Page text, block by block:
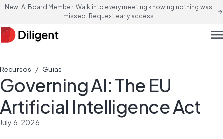
New! AI Board Member: Walk into every meeting knowing nothing was
missed. Request early access
arrow_forward
Recursos / Guias
Governing AI: The EU
Artificial Intelligence Act
July 6, 2026